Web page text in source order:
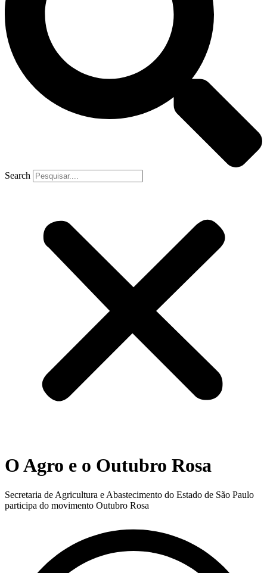
Search
O Agro e o Outubro Rosa
Secretaria de Agricultura e Abastecimento do Estado de São Paulo
participa do movimento Outubro Rosa